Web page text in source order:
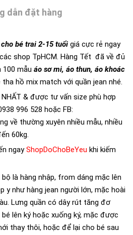
dẫn đặt hàng
bé trai 2-15 tuổi giá cực rẻ ngay
shop TpHCM. Hàng Tết đã về đủ
100 mẫu áo sơ mi, áo thun, áo khoác
hồ mix match với quần jean nhé.
NHẤT & được tư vấn size phù hợp
996 528 hoặc FB:
về thường xuyên nhiều mẫu, nhiều
60kg.
ngayShopDoChoBeYeu khi kiếm
bộ là hàng nhập, from dáng mặc lên
y như hàng jean người lớn, mặc hoài
Lưng quần có dây rút tăng đơ
lên ký hoặc xuống ký, mặc được
thay thôi, hoặc để lại cho bé sau